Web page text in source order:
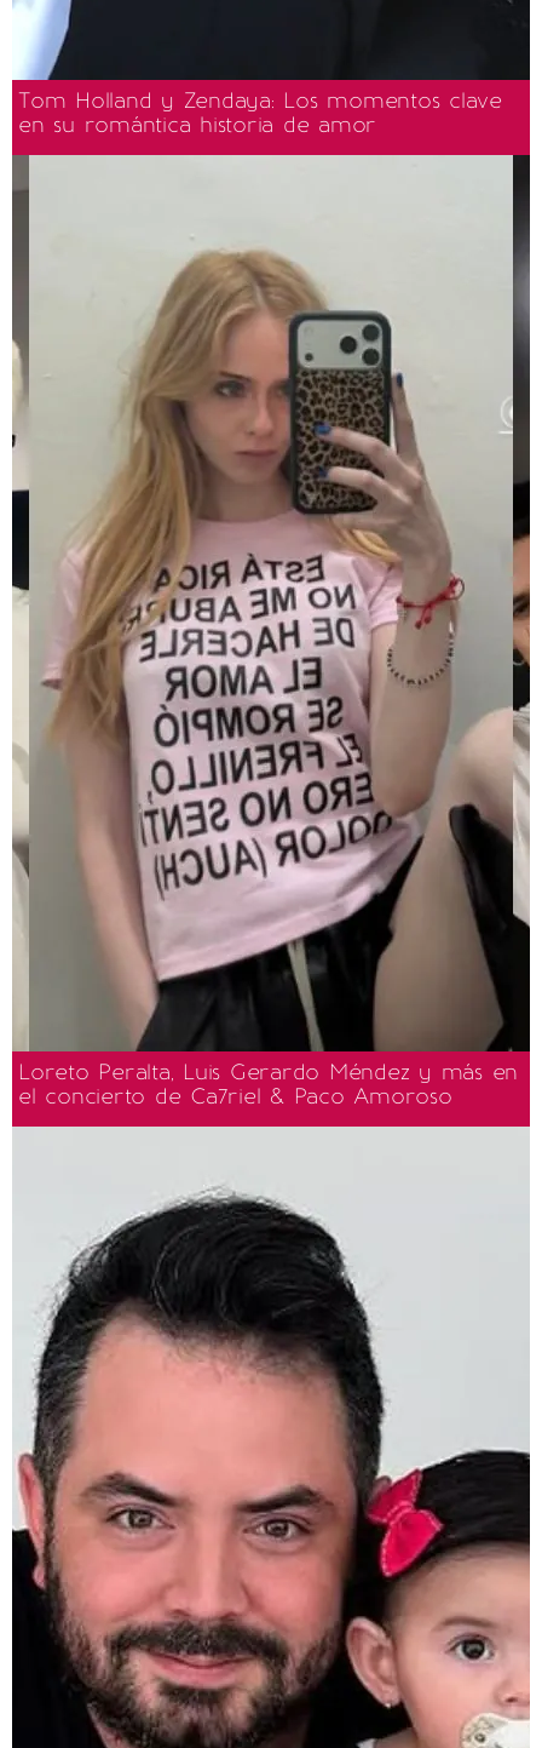
Tom Holland y Zendaya: Los momentos clave
en su romántica historia de amor
Loreto Peralta, Luis Gerardo Méndez y más en
el concierto de Ca7riel & Paco Amoroso